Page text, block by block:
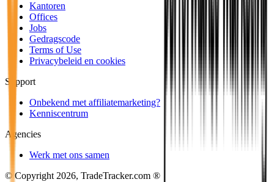
Kantoren
Offices
Jobs
Gedragscode
Terms of Use
Privacybeleid en cookies
Support
Onbekend met affiliatemarketing?
Kenniscentrum
Agencies
Werk met ons samen
© Copyright 2026, TradeTracker.com ®